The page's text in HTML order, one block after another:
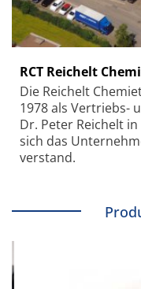
RCT Reichelt
Die Reichelt
1978 als Vertriebs-
Dr. Peter Reichelt
sich das
verstand.